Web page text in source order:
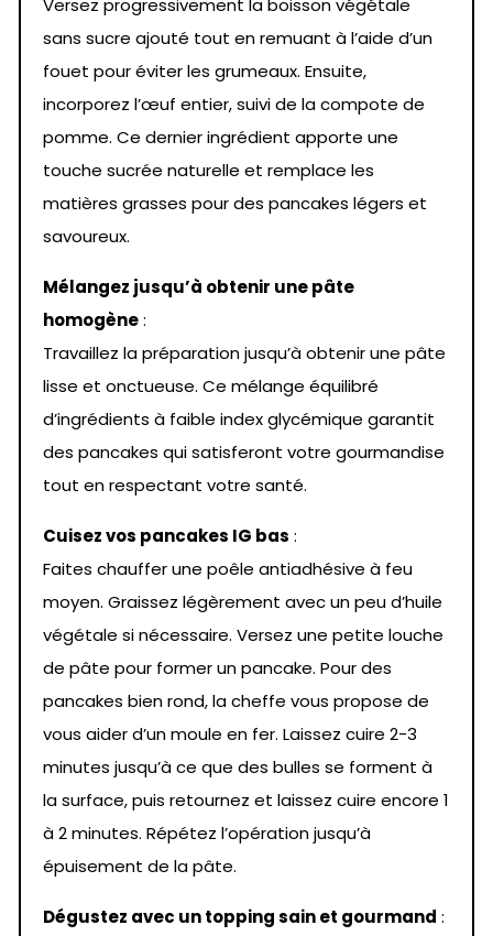
Versez progressivement la boisson végétale
sans sucre ajouté tout en remuant à l’aide d’un
fouet pour éviter les grumeaux. Ensuite,
incorporez l’œuf entier, suivi de la compote de
pomme. Ce dernier ingrédient apporte une
touche sucrée naturelle et remplace les
matières grasses pour des pancakes légers et
savoureux.
Mélangez jusqu’à obtenir une pâte
homogène:
Travaillez la préparation jusqu’à obtenir une pâte
lisse et onctueuse. Ce mélange équilibré
d’ingrédients à faible index glycémique garantit
des pancakes qui satisferont votre gourmandise
tout en respectant votre santé.
Cuisez vos pancakes IG bas :
Faites chauffer une poêle antiadhésive à feu
moyen. Graissez légèrement avec un peu d’huile
végétale si nécessaire. Versez une petite louche
de pâte pour former un pancake. Pour des
pancakes bien rond, la cheffe vous propose de
vous aider d’un moule en fer. Laissez cuire 2-3
minutes jusqu’à ce que des bulles se forment à
la surface, puis retournez et laissez cuire encore 1
à 2 minutes. Répétez l’opération jusqu’à
épuisement de la pâte.
Dégustez avec un topping sain et gourmand :